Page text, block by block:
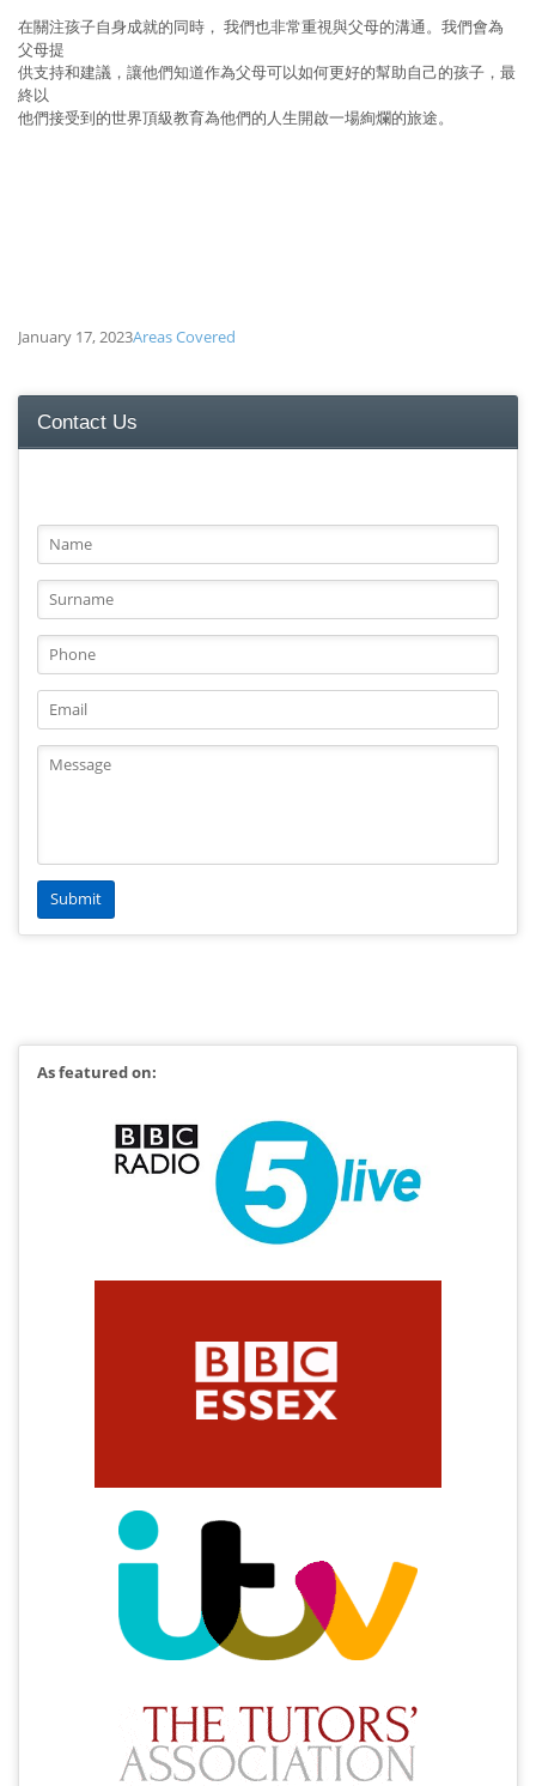
在關注孩子自身成就的同時， 我們也非常重視與父母的溝通。我們會為
父母提
供支持和建議，讓他們知道作為父母可以如何更好的幫助自己的孩子，最
終以
他們接受到的世界頂級教育為他們的人生開啟一場絢爛的旅途。
January 17, 2023Areas Covered
Contact Us
As featured on: